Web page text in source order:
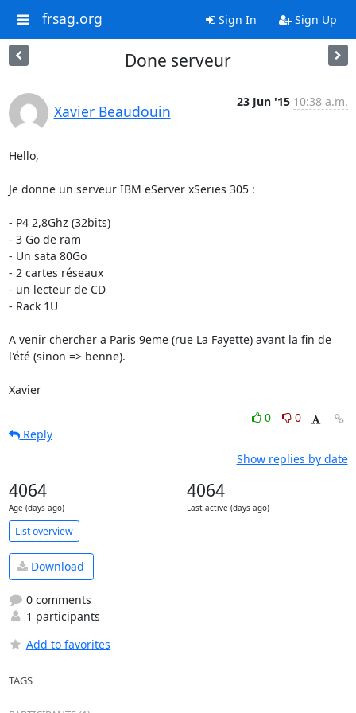
frsag.org Sign In Sign Up
Done serveur
Xavier Beaudouin
23 Jun '15 10:38 a.m.
Hello,
Je donne un serveur IBM eServer xSeries 305 :
- P4 2,8Ghz (32bits)
- 3 Go de ram
- Un sata 80Go
- 2 cartes réseaux
- un lecteur de CD
- Rack 1U
A venir chercher a Paris 9eme (rue La Fayette) avant la fin de
l'été (sinon => benne).
Xavier
0
0
Reply
Show replies by date
4064
Age (days ago)
4064
Last active (days ago)
List overview
Download
0 comments
1 participants
Add to favorites
TAGS